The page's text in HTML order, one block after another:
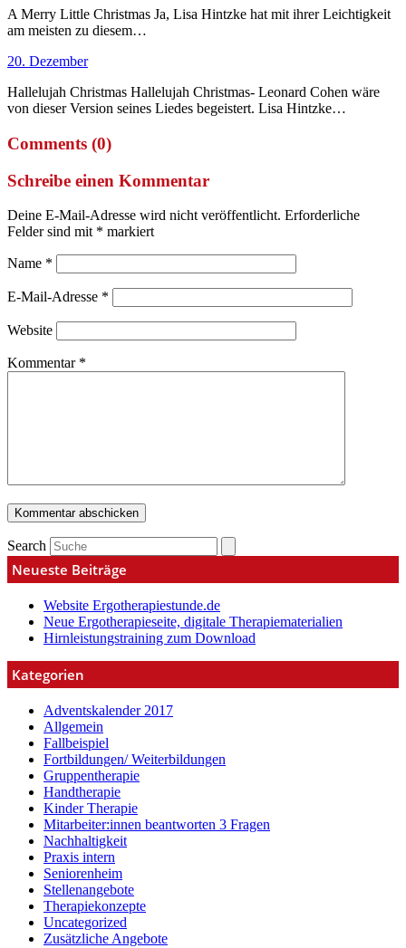
A Merry Little Christmas Ja, Lisa Hintzke hat mit ihrer Leichtigkeit
am meisten zu diesem…
20. Dezember
Hallelujah Christmas Hallelujah Christmas- Leonard Cohen wäre
von dieser Version seines Liedes begeistert. Lisa Hintzke…
Comments (0)
Schreibe einen Kommentar
Deine E-Mail-Adresse wird nicht veröffentlicht. Erforderliche
Felder sind mit * markiert
Name *
E-Mail-Adresse *
Website
Kommentar *
Search
Neueste Beiträge
Website Ergotherapiestunde.de
Neue Ergotherapieseite, digitale Therapiematerialien
Hirnleistungstraining zum Download
Kategorien
Adventskalender 2017
Allgemein
Fallbeispiel
Fortbildungen/ Weiterbildungen
Gruppentherapie
Handtherapie
Kinder Therapie
Mitarbeiter:innen beantworten 3 Fragen
Nachhaltigkeit
Praxis intern
Seniorenheim
Stellenangebote
Therapiekonzepte
Uncategorized
Zusätzliche Angebote